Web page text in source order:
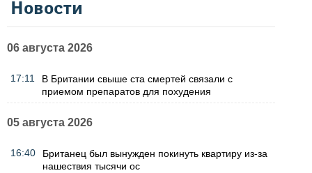
Новости
06 августа 2026
17:11
В Британии свыше ста смертей связали с
приемом препаратов для похудения
05 августа 2026
16:40
Британец был вынужден покинуть квартиру из-за
нашествия тысячи ос